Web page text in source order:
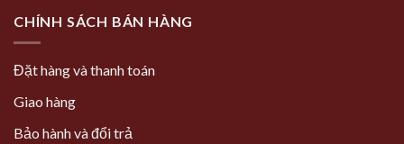
CHÍNH SÁCH BÁN HÀNG
Đặt hàng và thanh toán
Giao hàng
Bảo hành và đổi trả